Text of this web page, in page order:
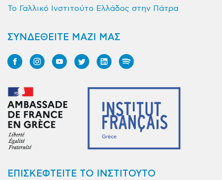
Το Γαλλικό Ινστιτούτο Ελλάδος στην Πάτρα
ΣΥΝΔΕΘΕΙΤΕ ΜΑΖΙ ΜΑΣ
ΕΠΙΣΚΕΦΤΕΙΤΕ ΤΟ ΙΝΣΤΙΤΟΥΤΟ